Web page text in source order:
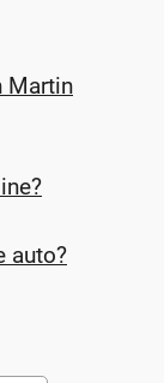
Martin
auto?